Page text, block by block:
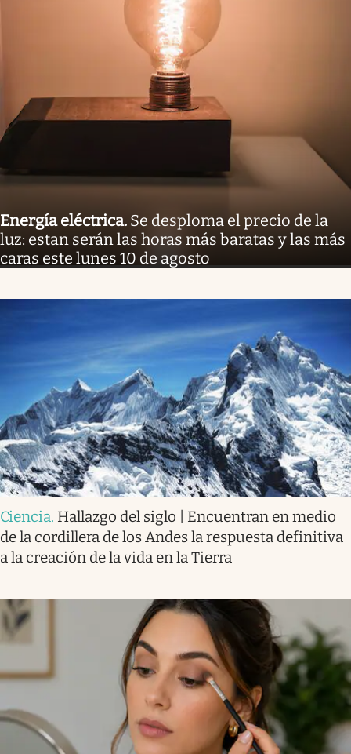
Energía eléctrica. Se desploma el precio de la
luz: estan serán las horas más baratas y las más
caras este lunes 10 de agosto
Ciencia. Hallazgo del siglo | Encuentran en medio
de la cordillera de los Andes la respuesta definitiva
a la creación de la vida en la Tierra